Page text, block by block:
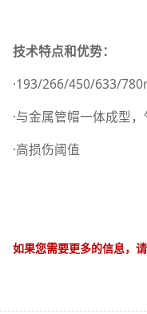
技术特点和优势：
·193/266/450/633/
·与金属管帽一体成型
·高损伤阈值
如果您需要更多的信息，